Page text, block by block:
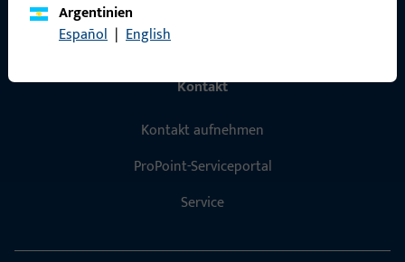
Argentinien
Español | English
Kontakt
Kontakt aufnehmen
ProPoint-Serviceportal
Service